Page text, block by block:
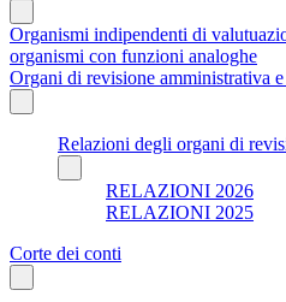
Organismi indipendenti di
organismi con funzioni analoghe
Organi di revisione amministrativa
Relazioni degli organi di
RELAZIONI 2026
RELAZIONI 2025
Corte dei conti